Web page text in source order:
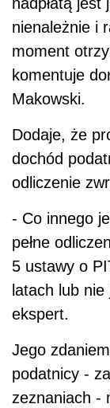
nadpłatą
nienależnie i
moment
komentuje
Makowski.
Dodaje, że
dochód
odliczenie
- Co innego
pełne
5 ustawy o
latach lub
ekspert.
Jego
podatnicy -
zeznaniach -